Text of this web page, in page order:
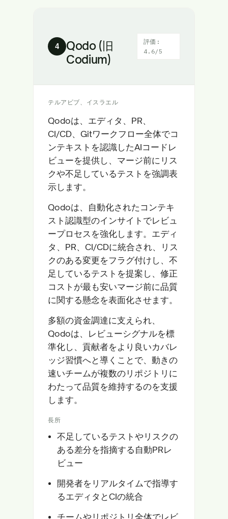
4
Qodo (旧
Codium)
評価:
4.6/5
テルアビブ、イスラエル
Qodoは、エディタ、PR、
CI/CD、Gitワークフロー全体でコ
ンテキストを認識したAIコードレ
ビューを提供し、マージ前にリス
クや不足しているテストを強調表
示します。
Qodoは、自動化されたコンテキ
スト認識型のインサイトでレビュ
ープロセスを強化します。エディ
タ、PR、CI/CDに統合され、リス
クのある変更をフラグ付けし、不
足しているテストを提案し、修正
コストが最も安いマージ前に品質
に関する懸念を表面化させます。
多額の資金調達に支えられ、
Qodoは、レビューシグナルを標
準化し、貢献者をより良いカバレ
ッジ習慣へと導くことで、動きの
速いチームが複数のリポジトリに
わたって品質を維持するのを支援
します。
長所
不足しているテストやリスクの
ある差分を指摘する自動PRレ
ビュー
開発者をリアルタイムで指導す
るエディタとCIの統合
チームやリポジトリ全体でレビ